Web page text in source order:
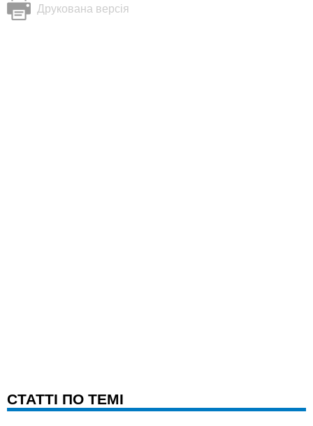
Друкована версія
CТАТТІ ПО ТЕМІ